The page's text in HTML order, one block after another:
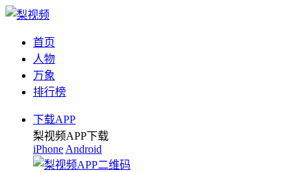
首页
人物
万象
排行榜
下载APP
梨视频APP下载
iPhone Android